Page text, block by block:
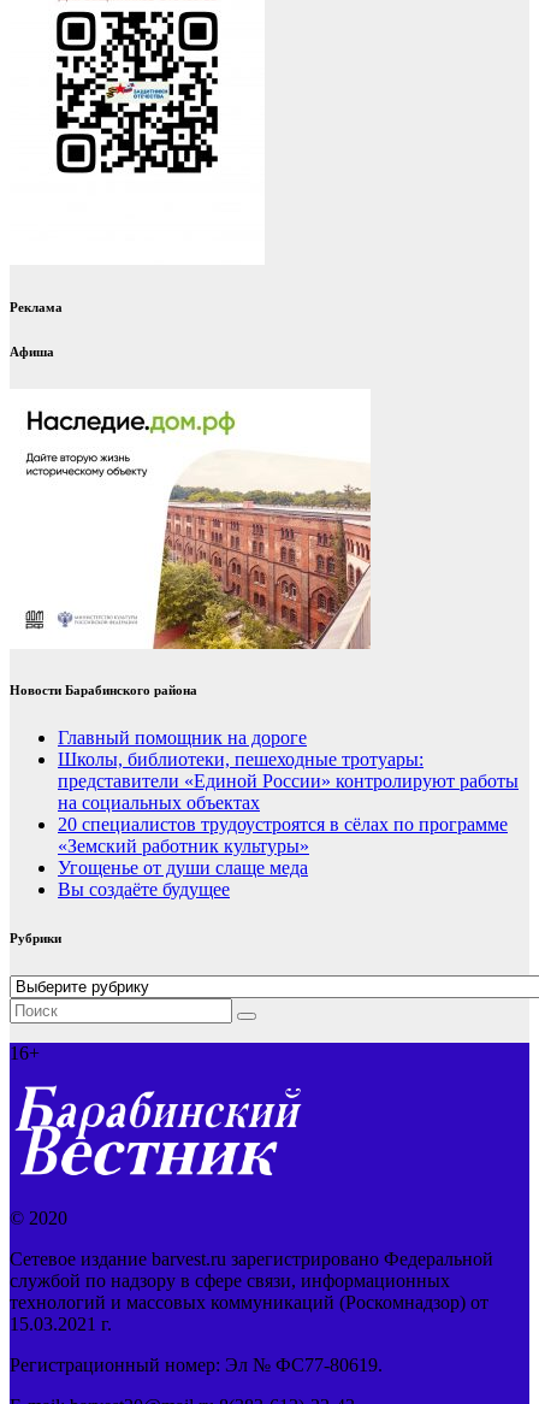
Реклама
Афиша
Новости Барабинского района
Главный помощник на дороге
Школы, библиотеки, пешеходные тротуары:
представители «Единой России» контролируют работы
на социальных объектах
20 специалистов трудоустроятся в сёлах по программе
«Земский работник культуры»
Угощенье от души слаще меда
Вы создаёте будущее
Рубрики
Рубрики
16+
© 2020
Сетевое издание barvest.ru зарегистрировано Федеральной
службой по надзору в сфере связи, информационных
технологий и массовых коммуникаций (Роскомнадзор) от
15.03.2021 г.
Регистрационный номер: Эл № ФС77-80619.